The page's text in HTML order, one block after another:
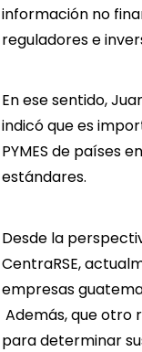
información no
reguladores e
En ese sentido,
indicó que es
PYMES de países
estándares.
Desde la
CentraRSE,
empresas
Además, que otro
para determinar